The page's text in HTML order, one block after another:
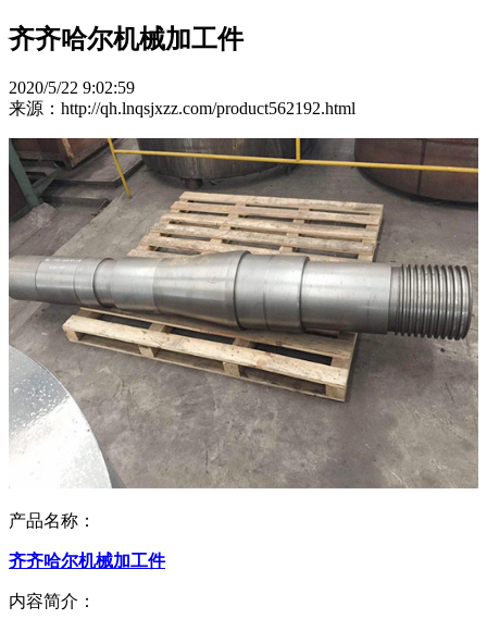
齐齐哈尔机械加工件
2020/5/22 9:02:59
来源：http://qh.lnqsjxzz.com/product562192.html
产品名称：
齐齐哈尔机械加工件
内容简介：